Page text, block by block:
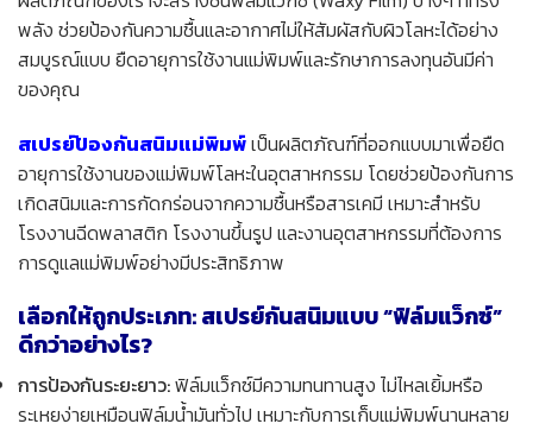
พลัง ช่วยป้องกันความชื้นและอากาศไม่ให้สัมผัสกับผิวโลหะได้อย่าง
สมบูรณ์แบบ ยืดอายุการใช้งานแม่พิมพ์และรักษาการลงทุนอันมีค่า
ของคุณ
สเปรย์ป้องกันสนิมแม่พิมพ์เป็นผลิตภัณฑ์ที่ออกแบบมาเพื่อยืด
อายุการใช้งานของแม่พิมพ์โลหะในอุตสาหกรรม โดยช่วยป้องกันการ
เกิดสนิมและการกัดกร่อนจากความชื้นหรือสารเคมี เหมาะสำหรับ
โรงงานฉีดพลาสติก โรงงานขึ้นรูป และงานอุตสาหกรรมที่ต้องการ
การดูแลแม่พิมพ์อย่างมีประสิทธิภาพ
เลือกให้ถูกประเภท: สเปรย์กันสนิมแบบ “ฟิล์มแว็กซ์”
ดีกว่าอย่างไร?
การป้องกันระยะยาว:ฟิล์มแว็กซ์มีความทนทานสูง ไม่ไหลเยิ้มหรือ
ระเหยง่ายเหมือนฟิล์มน้ำมันทั่วไป เหมาะกับการเก็บแม่พิมพ์นานหลาย